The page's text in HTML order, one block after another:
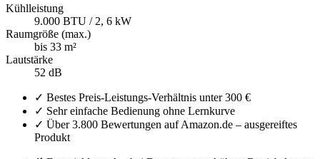
Kühlleistung
9.000 BTU / 2, 6 kW
Raumgröße (max.)
bis 33 m²
Lautstärke
52 dB
✓ Bestes Preis-Leistungs-Verhältnis unter 300 €
✓ Sehr einfache Bedienung ohne Lernkurve
✓ Über 3.800 Bewertungen auf Amazon.de – ausgereiftes
Produkt